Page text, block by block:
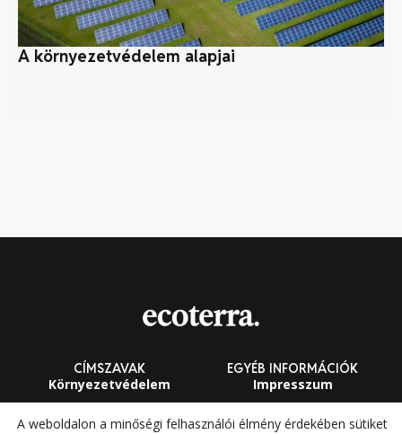
A környezetvédelem alapjai
CÍMSZAVAK
Környezetvédelem
Fenntarthatóság
EGYÉB INFORMÁCIÓK
Impresszum
Általános Szerződési
A weboldalon a minőségi felhasználói élmény érdekében sütiket